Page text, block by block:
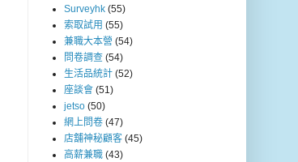
Surveyhk (55)
索取試用 (55)
兼職大本營 (54)
問卷調查 (54)
生活品統計 (52)
座談會 (51)
jetso (50)
網上問卷 (47)
店舖神秘顧客 (45)
高薪兼職 (43)